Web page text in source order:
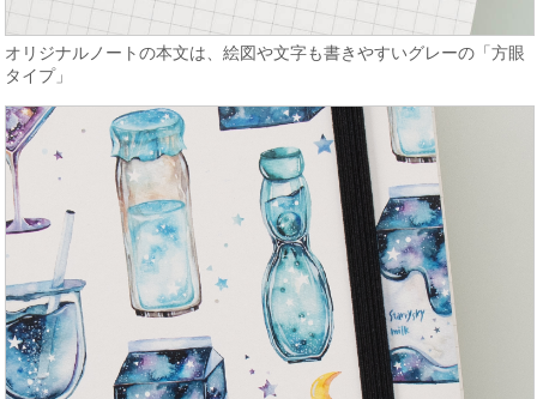
オリジナルノートの本文は、絵図や文字も書きやすいグレーの「方眼
タイプ」